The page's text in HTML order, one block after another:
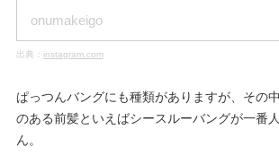
onumakeigo
出典： instagram.com
ぱっつんバングにも種類がありますが、その
のある前髪といえばシースルーバングが一番
ん。